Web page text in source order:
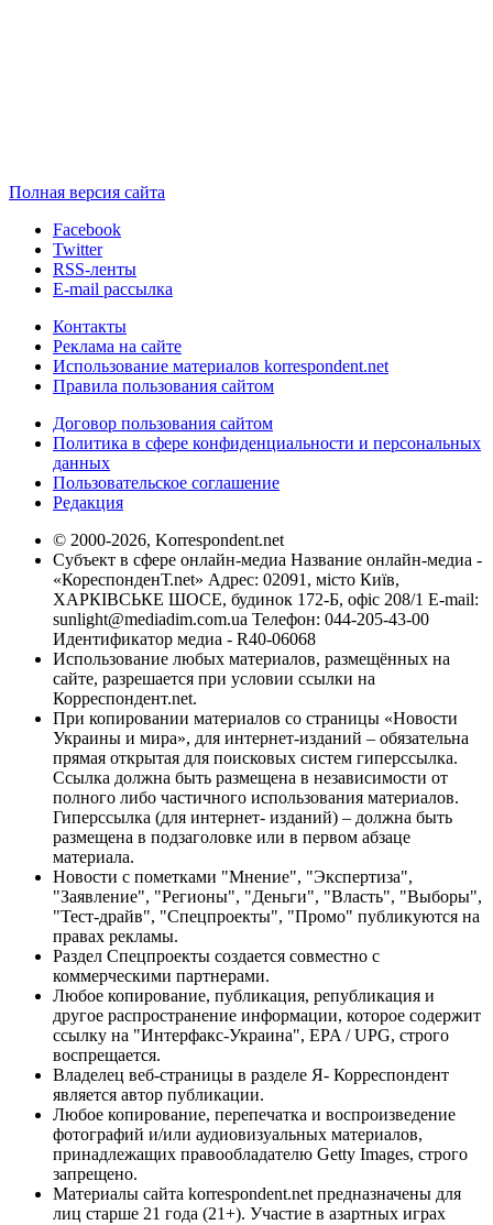
Полная версия сайта
Facebook
Twitter
RSS-ленты
E-mail рассылка
Контакты
Реклама на сайте
Использование материалов korrespondent.net
Правила пользования сайтом
Договор пользования сайтом
Политика в сфере конфиденциальности и персональных
данных
Пользовательское соглашение
Редакция
© 2000-2026, Korrespondent.net
Субъект в сфере онлайн-медиа Название онлайн-медиа -
«КореспонденТ.net» Адрес: 02091, місто Київ,
ХАРКІВСЬКЕ ШОСЕ, будинок 172-Б, офіс 208/1 E-mail:
sunlight@mediadim.com.ua Телефон: 044-205-43-00
Идентификатор медиа - R40-06068
Использование любых материалов, размещённых на
сайте, разрешается при условии ссылки на
Корреспондент.net.
При копировании материалов со страницы «Новости
Украины и мира», для интернет-изданий – обязательна
прямая открытая для поисковых систем гиперссылка.
Ссылка должна быть размещена в независимости от
полного либо частичного использования материалов.
Гиперссылка (для интернет- изданий) – должна быть
размещена в подзаголовке или в первом абзаце
материала.
Новости с пометками "Мнение", "Экспертиза",
"Заявление", "Регионы", "Деньги", "Власть", "Выборы",
"Тест-драйв", "Спецпроекты", "Промо" публикуются на
правах рекламы.
Раздел Спецпроекты создается совместно с
коммерческими партнерами.
Любое копирование, публикация, републикация и
другое распространение информации, которое содержит
ссылку на "Интерфакс-Украина", EPA / UPG, строго
воспрещается.
Владелец веб-страницы в разделе Я- Корреспондент
является автор публикации.
Любое копирование, перепечатка и воспроизведение
фотографий и/или аудиовизуальных материалов,
принадлежащих правообладателю Getty Images, строго
запрещено.
Материалы сайта korrespondent.net предназначены для
лиц старше 21 года (21+). Участие в азартных играх